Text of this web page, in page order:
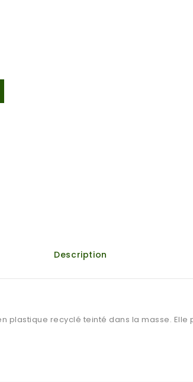
Description
recyclé teinté dans la masse.